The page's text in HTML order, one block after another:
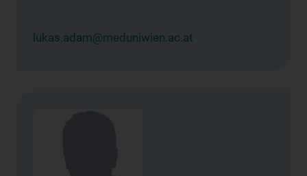
lukas.adam@meduniwien.ac.at